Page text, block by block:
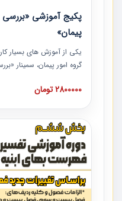
پکیج آموزشی «بررسی
پیمان»
یکی از آموزش‏‏‏‏‏‏ های بسیار
گروه امور پیمان، سمینار
است که در دانشگاه
نکات کلیدی مربوط به اسناد
پیمان به همراه تجربیات
2800000 تومان